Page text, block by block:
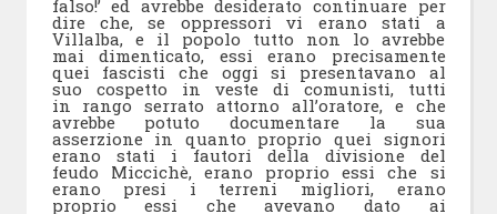
falso!’ ed avrebbe desiderato continuare per
dire che, se oppressori vi erano stati a
Villalba, e il popolo tutto non lo avrebbe
mai dimenticato, essi erano precisamente
quei fascisti che oggi si presentavano al
suo cospetto in veste di comunisti, tutti
in rango serrato attorno all’oratore, e che
avrebbe potuto documentare la sua
asserzione in quanto proprio quei signori
erano stati i fautori della divisione del
feudo Miccichè, erano proprio essi che si
erano presi i terreni migliori, erano
proprio essi che avevano dato ai